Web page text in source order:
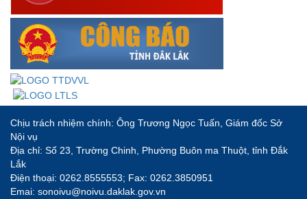
Chịu trách nhiệm chính: Ông Trương Ngọc Tuấn, Giám đốc Sở
Nội vụ
Địa chỉ: Số 23, Trường Chinh, Phường Buôn ma Thuột, tỉnh Đắk
Lắk
Điện thoại: 0262.8555553; Fax: 0262.3850951
Emai: sonoivu@noivu.daklak.gov.vn